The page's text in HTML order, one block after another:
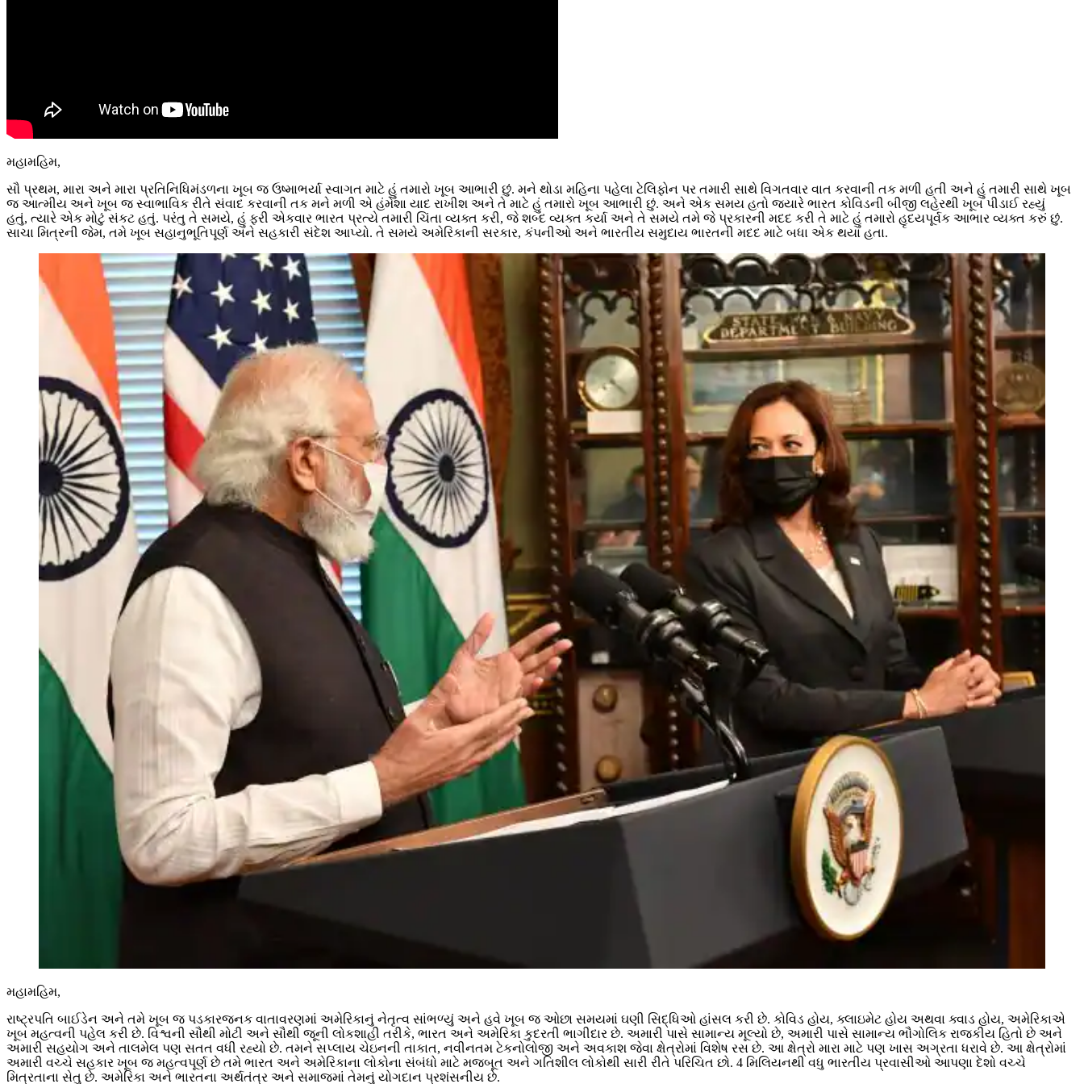
મહામહિમ,
સૌ પ્રથમ, મારા અને મારા પ્રતિનિધિમંડળના ખૂબ જ ઉષ્માભર્યા સ્વાગત માટે હું તમારો ખૂબ આભારી છું. મને થોડા મહિના પહેલા ટેલિફોન પર તમારી સાથે વિગતવાર વાત કરવાની તક મળી હતી અને હું તમારી સાથે ખૂબ
જ આત્મીય અને ખૂબ જ સ્વાભાવિક રીતે સંવાદ કરવાની તક મને મળી એ હંમેશા યાદ રાખીશ અને તે માટે હું તમારો ખૂબ આભારી છું. અને એક સમય હતો જ્યારે ભારત કોવિડની બીજી લહેરથી ખૂબ પીડાઈ રહ્યું
હતું, ત્યારે એક મોટું સંકટ હતું. પરંતુ તે સમયે, હું ફરી એકવાર ભારત પ્રત્યે તમારી ચિંતા વ્યક્ત કરી, જે શબ્દ વ્યક્ત કર્યા અને તે સમયે તમે જે પ્રકારની મદદ કરી તે માટે હું તમારો હૃદયપૂર્વક આભાર વ્યક્ત કરું છું.
સાચા મિત્રની જેમ, તમે ખૂબ સહાનુભૂતિપૂર્ણ અને સહકારી સંદેશ આપ્યો. તે સમયે અમેરિકાની સરકાર, કંપનીઓ અને ભારતીય સમુદાય ભારતની મદદ માટે બધા એક થયા હતા.
મહામહિમ,
રાષ્ટ્રપતિ બાઈડેન અને તમે ખૂબ જ પડકારજનક વાતાવરણમાં અમેરિકાનું નેતૃત્વ સાંભળ્યું અને હવે ખૂબ જ ઓછા સમયમાં ઘણી સિદ્ધિઓ હાંસલ કરી છે. કોવિડ હોય, ક્લાઇમેટ હોય અથવા ક્વાડ હોય, અમેરિકાએ
ખૂબ મહત્વની પહેલ કરી છે. વિશ્વની સૌથી મોટી અને સૌથી જૂની લોકશાહી તરીકે, ભારત અને અમેરિકા કુદરતી ભાગીદાર છે. અમારી પાસે સામાન્ય મૂલ્યો છે, અમારી પાસે સામાન્ય ભૌગોલિક રાજકીય હિતો છે અને
અમારી સહયોગ અને તાલમેલ પણ સતત વધી રહ્યો છે. તમને સપ્લાય ચેઇનની તાકાત, નવીનતમ ટેકનોલોજી અને અવકાશ જેવા ક્ષેત્રોમાં વિશેષ રસ છે. આ ક્ષેત્રો મારા માટે પણ ખાસ અગ્રતા ધરાવે છે. આ ક્ષેત્રોમાં
અમારી વચ્ચે સહકાર ખૂબ જ મહત્વપૂર્ણ છે તમે ભારત અને અમેરિકાના લોકોના સંબંધો માટે મજબૂત અને ગતિશીલ લોકોથી સારી રીતે પરિચિત છો. 4 મિલિયનથી વધુ ભારતીય પ્રવાસીઓ આપણા દેશો વચ્ચે
મિત્રતાના સેતુ છે. અમેરિકા અને ભારતના અર્થતંત્ર અને સમાજમાં તેમનું યોગદાન પ્રશંસનીય છે.